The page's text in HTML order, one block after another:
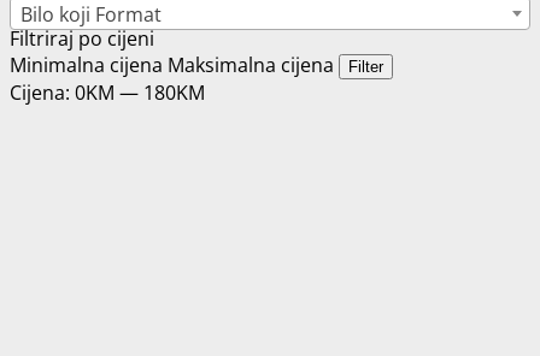
Bilo koji Format
Filtriraj po cijeni
Minimalna cijena Maksimalna cijena Filter
Cijena: 0KM — 180KM